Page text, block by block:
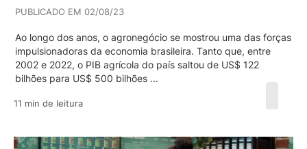
PUBLICADO EM 02/08/23
Ao longo dos anos, o agronegócio se mostrou uma das forças
impulsionadoras da economia brasileira. Tanto que, entre
2002 e 2022, o PIB agrícola do país saltou de US$ 122
bilhões para US$ 500 bilhões ...
11 min de leitura